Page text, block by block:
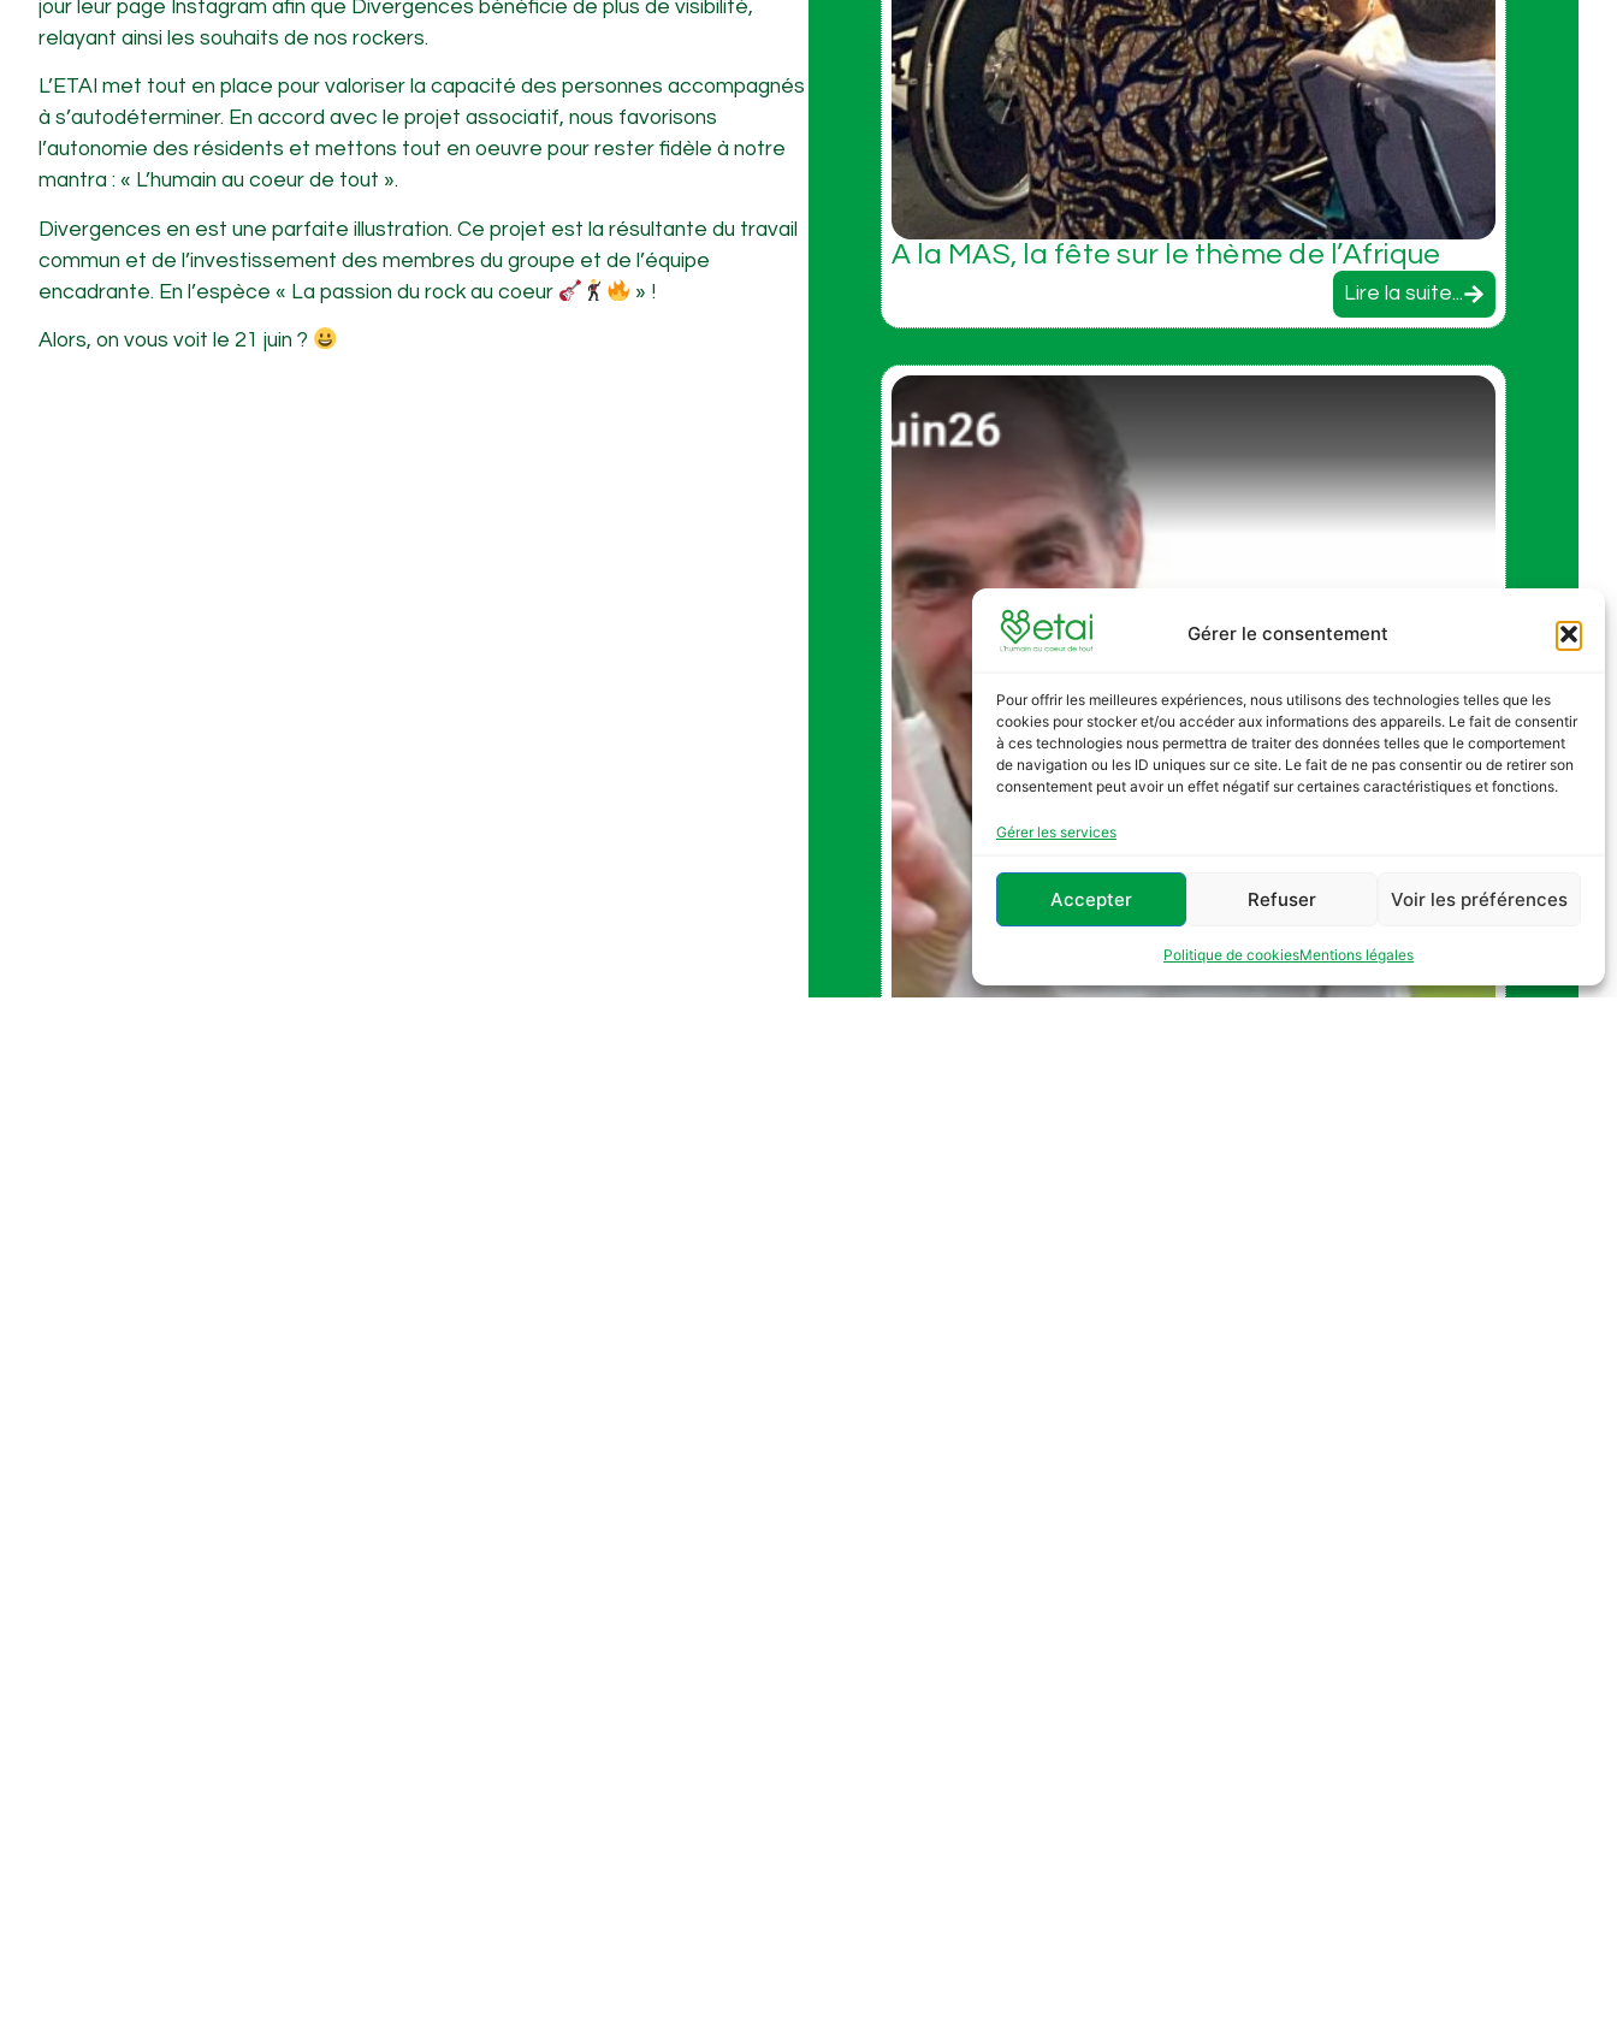
Gérer le consentement
Pour offrir les meilleures expériences, nous utilisons des technologies telles que les
cookies pour stocker et/ou accéder aux informations des appareils. Le fait de consentir
à ces technologies nous permettra de traiter des données telles que le comportement
de navigation ou les ID uniques sur ce site. Le fait de ne pas consentir ou de retirer son
consentement peut avoir un effet négatif sur certaines caractéristiques et fonctions.
Gérer les services
Accepter Refuser Voir les préférences
Politique de cookiesMentions légales
jour leur page Instagram afin que Divergences bénéficie de plus de visibilité,
relayant ainsi les souhaits de nos rockers.
L’ETAI met tout en place pour valoriser la capacité des personnes accompagnés
à s’autodéterminer. En accord avec le projet associatif, nous favorisons
l’autonomie des résidents et mettons tout en oeuvre pour rester fidèle à notre
mantra : « L’humain au coeur de tout ».
Divergences en est une parfaite illustration. Ce projet est la résultante du travail
commun et de l’investissement des membres du groupe et de l’équipe
encadrante. En l’espèce « La passion du rock au coeur
» !
Alors, on vous voit le 21 juin ?
A la MAS, la fête sur le thème de l’Afrique
Lire la suite...